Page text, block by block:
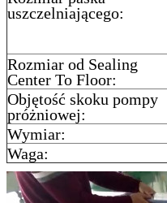
uszczelniającego:
Rozmiar od Sealing
Center To Floor:
Objętość skoku pompy
próżniowej:
Wymiar:
Waga: